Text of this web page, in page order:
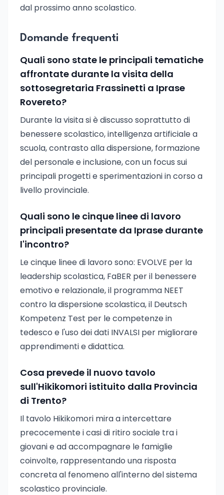
dal prossimo anno scolastico.
Domande frequenti
Quali sono state le principali tematiche
affrontate durante la visita della
sottosegretaria Frassinetti a Iprase
Rovereto?
Durante la visita si è discusso soprattutto di
benessere scolastico, intelligenza artificiale a
scuola, contrasto alla dispersione, formazione
del personale e inclusione, con un focus sui
principali progetti e sperimentazioni in corso a
livello provinciale.
Quali sono le cinque linee di lavoro
principali presentate da Iprase durante
l'incontro?
Le cinque linee di lavoro sono: EVOLVE per la
leadership scolastica, FaBER per il benessere
emotivo e relazionale, il programma NEET
contro la dispersione scolastica, il Deutsch
Kompetenz Test per le competenze in
tedesco e l'uso dei dati INVALSI per migliorare
apprendimenti e didattica.
Cosa prevede il nuovo tavolo
sull'Hikikomori istituito dalla Provincia
di Trento?
Il tavolo Hikikomori mira a intercettare
precocemente i casi di ritiro sociale tra i
giovani e ad accompagnare le famiglie
coinvolte, rappresentando una risposta
concreta al fenomeno all'interno del sistema
scolastico provinciale.